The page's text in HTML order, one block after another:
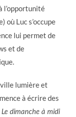
l’opportunité
où Luc s’occupe
lui permet de
et de
lumière et
à écrire des
Le dimanche à midi